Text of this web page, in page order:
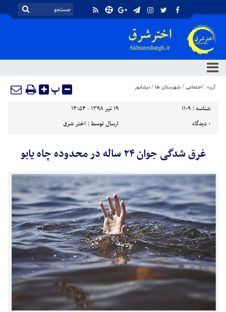
گروه : اجتماعی/شهرستان ها/نیشابور پ
شناسه : 1109
۱۹ تیر ۱۳۹۸ - ۱۴:۵۴
۰ دیدگاه ارسال توسط : اختر شرق
غرق شدگی جوان ۲۴ ساله در محدوده چاه یابو